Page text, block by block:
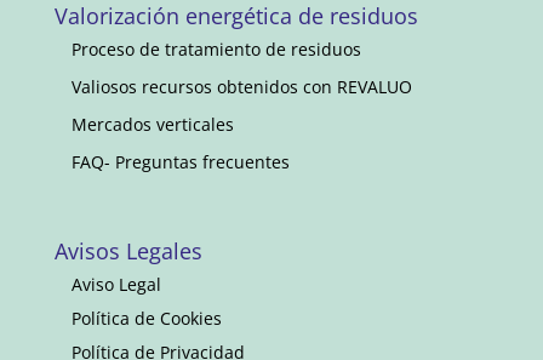
Valorización energética de residuos
Proceso de tratamiento de residuos
Valiosos recursos obtenidos con REVALUO
Mercados verticales
FAQ- Preguntas frecuentes
Avisos Legales
Aviso Legal
Política de Cookies
Política de Privacidad